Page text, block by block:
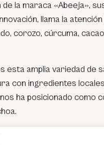
la maraca «Abeeja»,
llama la
corozo, cúrcuma,
esta amplia variedad de
con ingredientes
ha posicionado como